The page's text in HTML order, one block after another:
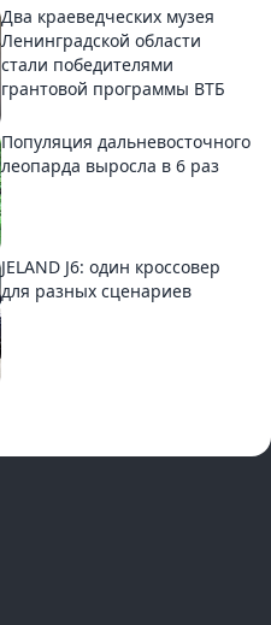
Два краеведческих музея
Ленинградской области
стали победителями
грантовой программы ВТБ
Популяция дальневосточного
леопарда выросла в 6 раз
JELAND J6: один кроссовер
для разных сценариев